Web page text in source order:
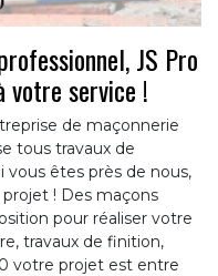
JS Pro
votre service !
de maçonnerie
tous travaux de
vous êtes près de nous,
! Des maçons
pour réaliser votre
travaux de finition,
votre projet est entre